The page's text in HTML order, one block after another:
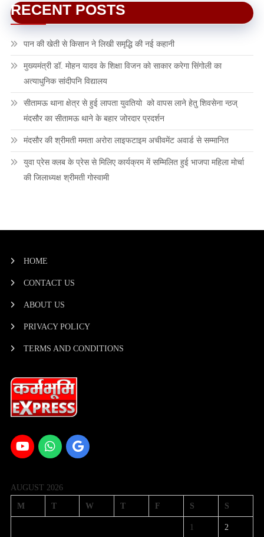
RECENT POSTS
पान की खेती से किसान ने लिखी समृद्धि की नई कहानी
मुख्यमंत्री डॉ. मोहन यादव के शिक्षा विजन को साकार करेगा सिंगोली का
अत्याधुनिक सांदीपनि विद्यालय
सीतामऊ थाना क्षेत्र से हुई लापता युवतियो को वापस लाने हेतु शिवसेना न्ठज्
मंदसौर का सीतामऊ थाने के बहार जोरदार प्रदर्शन
मंदसौर की श्रीमती ममता अरोरा लाइफटाइम अचीवमेंट अवार्ड से सम्मानित
युवा प्रेस क्लब के प्रेस से मिलिए कार्यक्रम में सम्मिलित हुई भाजपा महिला मोर्चा
की जिलाध्यक्ष श्रीमती गोस्वामी
HOME
CONTACT US
ABOUT US
PRIVACY POLICY
TERMS AND CONDITIONS
AUGUST 2026
M T W T F S S
1 2